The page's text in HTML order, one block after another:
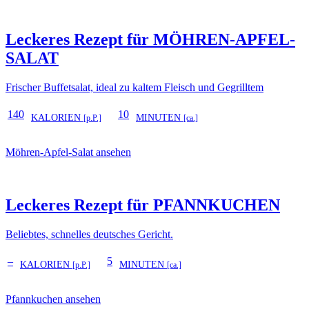
Leckeres Rezept für MÖHREN-APFEL-
SALAT
Frischer Buffetsalat, ideal zu kaltem Fleisch und Gegrilltem
140 KALORIEN [p.P.] 10 MINUTEN [ca.]
Möhren-Apfel-Salat ansehen
Leckeres Rezept für PFANNKUCHEN
Beliebtes, schnelles deutsches Gericht.
– KALORIEN [p.P.] 5 MINUTEN [ca.]
Pfannkuchen ansehen